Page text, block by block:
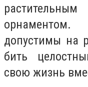
допустимы на
бить
свою жизнь